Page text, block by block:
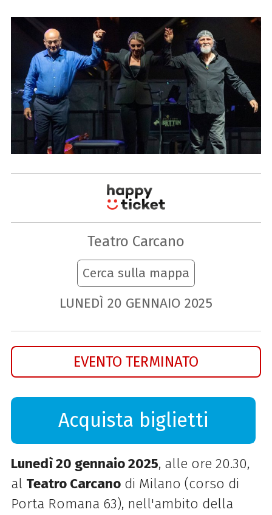
Teatro Carcano
Cerca sulla mappa
LUNEDÌ 20 GENNAIO 2025
EVENTO TERMINATO
Acquista biglietti
Lunedì 20 gennaio 2025, alle ore 20.30,
al Teatro Carcanodi Milano (corso di
Porta Romana 63), nell'ambito della